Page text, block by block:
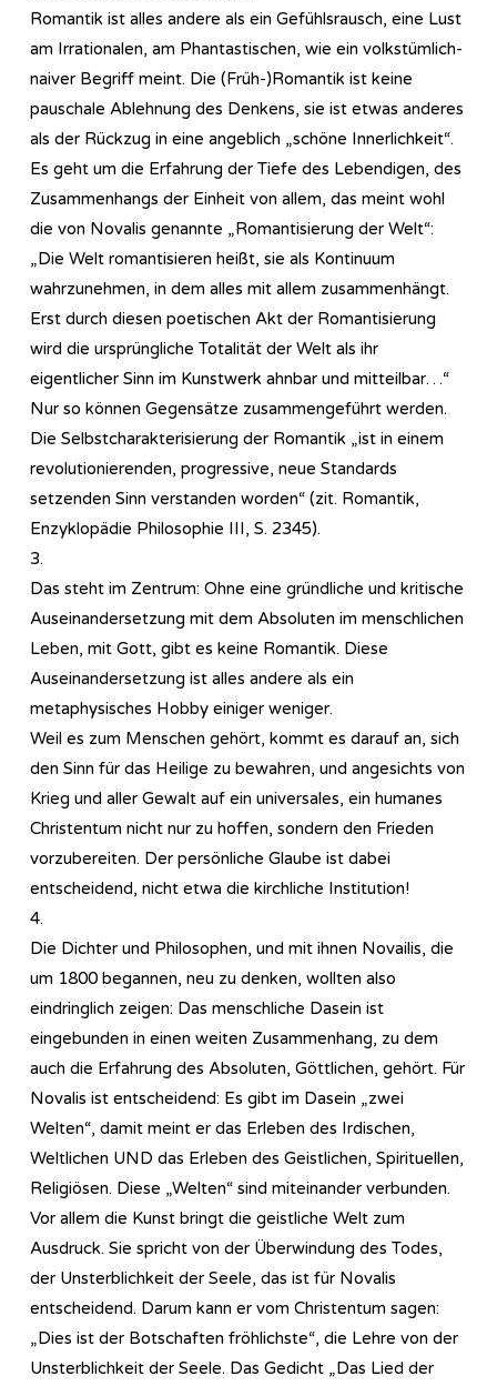
Romantik ist alles andere als ein Gefühlsrausch, eine Lust
am Irrationalen, am Phantastischen, wie ein volkstümlich-
naiver Begriff meint. Die (Früh-)Romantik ist keine
pauschale Ablehnung des Denkens, sie ist etwas anderes
als der Rückzug in eine angeblich „schöne Innerlichkeit“.
Es geht um die Erfahrung der Tiefe des Lebendigen, des
Zusammenhangs der Einheit von allem, das meint wohl
die von Novalis genannte „Romantisierung der Welt“:
„Die Welt romantisieren heißt, sie als Kontinuum
wahrzunehmen, in dem alles mit allem zusammenhängt.
Erst durch diesen poetischen Akt der Romantisierung
wird die ursprüngliche Totalität der Welt als ihr
eigentlicher Sinn im Kunstwerk ahnbar und mitteilbar…“
Nur so können Gegensätze zusammengeführt werden.
Die Selbstcharakterisierung der Romantik „ist in einem
revolutionierenden, progressive, neue Standards
setzenden Sinn verstanden worden“ (zit. Romantik,
Enzyklopädie Philosophie III, S. 2345).
3.
Das steht im Zentrum: Ohne eine gründliche und kritische
Auseinandersetzung mit dem Absoluten im menschlichen
Leben, mit Gott, gibt es keine Romantik. Diese
Auseinandersetzung ist alles andere als ein
metaphysisches Hobby einiger weniger.
Weil es zum Menschen gehört, kommt es darauf an, sich
den Sinn für das Heilige zu bewahren, und angesichts von
Krieg und aller Gewalt auf ein universales, ein humanes
Christentum nicht nur zu hoffen, sondern den Frieden
vorzubereiten. Der persönliche Glaube ist dabei
entscheidend, nicht etwa die kirchliche Institution!
4.
Die Dichter und Philosophen, und mit ihnen Novailis, die
um 1800 begannen, neu zu denken, wollten also
eindringlich zeigen: Das menschliche Dasein ist
eingebunden in einen weiten Zusammenhang, zu dem
auch die Erfahrung des Absoluten, Göttlichen, gehört. Für
Novalis ist entscheidend: Es gibt im Dasein „zwei
Welten“, damit meint er das Erleben des Irdischen,
Weltlichen UND das Erleben des Geistlichen, Spirituellen,
Religiösen. Diese „Welten“ sind miteinander verbunden.
Vor allem die Kunst bringt die geistliche Welt zum
Ausdruck. Sie spricht von der Überwindung des Todes,
der Unsterblichkeit der Seele, das ist für Novalis
entscheidend. Darum kann er vom Christentum sagen:
„Dies ist der Botschaften fröhlichste“, die Lehre von der
Unsterblichkeit der Seele. Das Gedicht „Das Lied der